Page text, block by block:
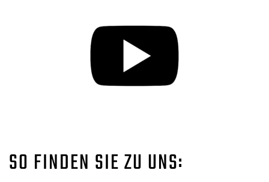
SO FINDEN SIE ZU UNS: